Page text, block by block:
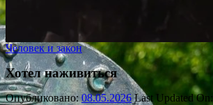
Человек и закон
Хотел наживиться
Опубликовано:08.05.2026 Last Updated On: